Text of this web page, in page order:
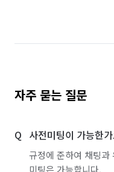
자주 묻는 질문
사전미팅이 가능한
규정에 준하여 채팅과
미팅은 가능합니다.